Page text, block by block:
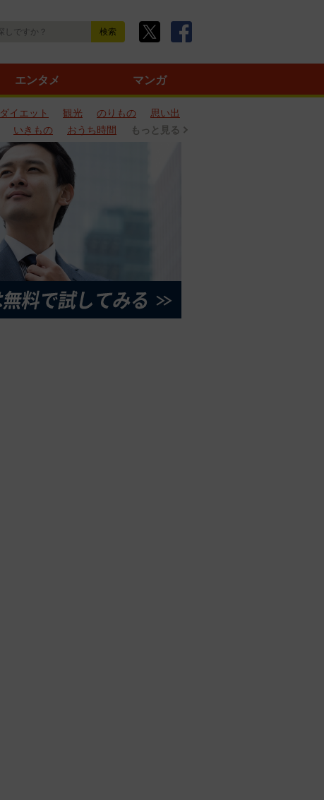
エンタメ マンガ
ダイエット 観光 のりもの
思い出
いきもの おうち時間 もっと見る